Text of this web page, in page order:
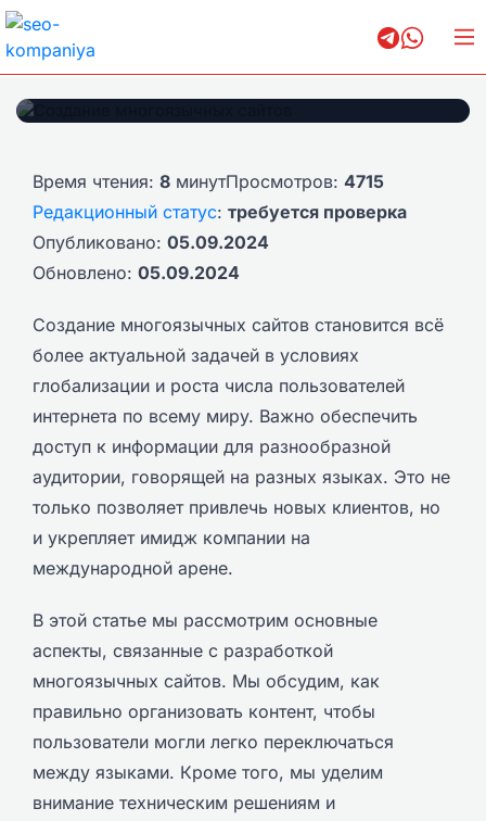
Создание многоязычных сайтов
Время чтения: 8 минутПросмотров: 4715
Редакционный статус: требуется проверка
Опубликовано: 05.09.2024
Обновлено: 05.09.2024
Создание многоязычных сайтов становится всё
более актуальной задачей в условиях
глобализации и роста числа пользователей
интернета по всему миру. Важно обеспечить
доступ к информации для разнообразной
аудитории, говорящей на разных языках. Это не
только позволяет привлечь новых клиентов, но
и укрепляет имидж компании на
международной арене.
В этой статье мы рассмотрим основные
аспекты, связанные с разработкой
многоязычных сайтов. Мы обсудим, как
правильно организовать контент, чтобы
пользователи могли легко переключаться
между языками. Кроме того, мы уделим
внимание техническим решениям и